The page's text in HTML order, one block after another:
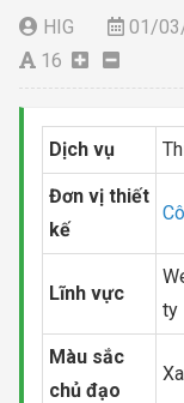
HIG 01/
16
Dịch vụ
Đơn vị thiết
kế
Lĩnh vực
ty
Màu sắc
chủ đạo